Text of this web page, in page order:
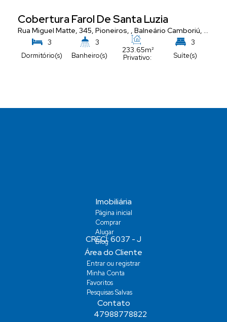
Catarina,Brasil
Cobertura Farol De Santa Luzia
Rua Miguel Matte, 345, Pioneiros , Balneário Camboriú, Santa
3
Dormitório(s)
3
Banheiro(s) Privativo:
233.65m²
3
Suíte(s)
Imobiliária
Página inicial
Comprar
Alugar
Blog
Área do Cliente
Entrar ou registrar
Minha Conta
Favoritos
Pesquisas Salvas
Contato
47988778822